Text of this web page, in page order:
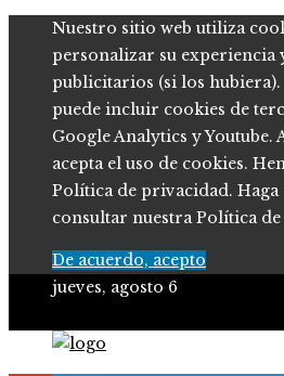
Nuestro sitio web utiliza
personalizar su experiencia
publicitarios (si los
puede incluir cookies de
Google Analytics y
acepta el uso de cookies.
Política de privacidad.
consultar nuestra Política
De acuerdo, acepto
jueves, agosto 6